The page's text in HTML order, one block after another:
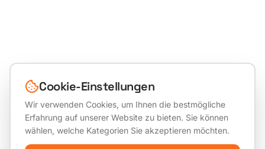
Cookie-Einstellungen
Wir verwenden Cookies, um Ihnen die bestmögliche
Erfahrung auf unserer Website zu bieten. Sie können
wählen, welche Kategorien Sie akzeptieren möchten.